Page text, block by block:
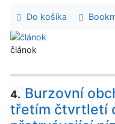
Do košíka
článok
4. Burzovní
třetím čtvrtletí